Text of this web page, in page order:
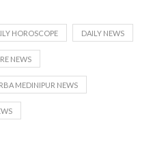
HOROSCOPE DAILY NEWS
NEWS
MEDINIPUR NEWS